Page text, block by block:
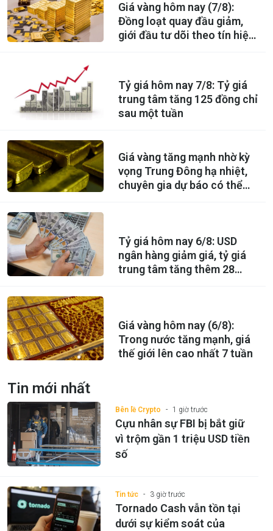
Giá vàng hôm nay (7/8):
Đồng loạt quay đầu giảm,
giới đầu tư dõi theo tín hiệu
Tỷ giá hôm nay 7/8: Tỷ giá
trung tâm tăng 125 đồng chỉ
sau một tuần
Giá vàng tăng mạnh nhờ kỳ
vọng Trung Đông hạ nhiệt,
chuyên gia dự báo có thể
Tỷ giá hôm nay 6/8: USD
ngân hàng giảm giá, tỷ giá
trung tâm tăng thêm 28
Giá vàng hôm nay (6/8):
Trong nước tăng mạnh, giá
thế giới lên cao nhất 7 tuần
Tin mới nhất
Bên lề Crypto 1 giờ trước
Cựu nhân sự FBI bị bắt giữ
vì trộm gần 1 triệu USD tiền
số
Tin tức 3 giờ trước
Tornado Cash vẫn tồn tại
dưới sự kiểm soát của